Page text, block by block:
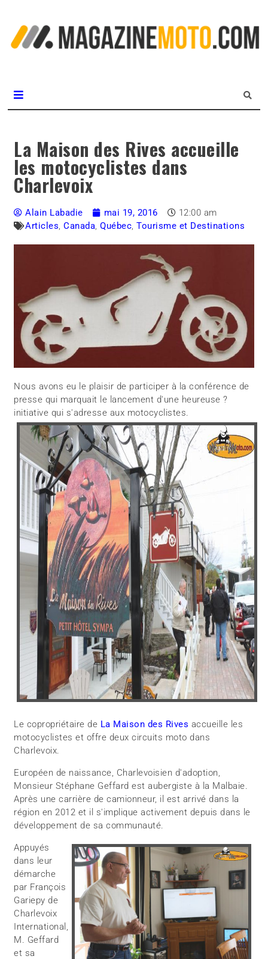
La Maison des Rives accueille
les motocyclistes dans
Charlevoix
Alain Labadie mai 19, 2016
12:00 am
Articles,Canada,Québec,Tourisme et Destinations
Nous avons eu le plaisir de participer à la conférence de
presse qui marquait le lancement d'une heureuse ?
initiative qui s'adresse aux motocyclistes.
Le copropriétaire de La Maison des Rives accueille les
motocyclistes et offre deux circuits moto dans
Charlevoix.
Européen de naissance, Charlevoisien d'adoption,
Monsieur Stéphane Geffard est aubergiste à la Malbaie.
Après une carrière de camionneur, il est arrivé dans la
région en 2012 et il s'implique activement depuis dans le
développement de sa communauté.
Appuyés
dans leur
démarche
par François
Gariepy de
Charlevoix
International,
M. Geffard
et sa